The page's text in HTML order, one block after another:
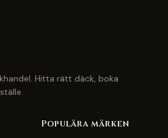
Hitta rätt däck, boka
Populära märken